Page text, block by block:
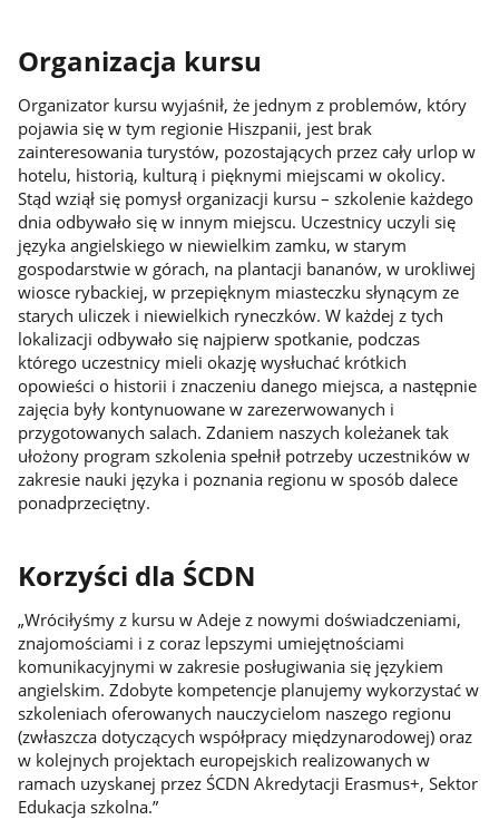
Organizacja kursu
Organizator kursu wyjaśnił, że jednym z problemów, który
pojawia się w tym regionie Hiszpanii, jest brak
zainteresowania turystów, pozostających przez cały urlop w
hotelu, historią, kulturą i pięknymi miejscami w okolicy.
Stąd wziął się pomysł organizacji kursu – szkolenie każdego
dnia odbywało się w innym miejscu. Uczestnicy uczyli się
języka angielskiego w niewielkim zamku, w starym
gospodarstwie w górach, na plantacji bananów, w urokliwej
wiosce rybackiej, w przepięknym miasteczku słynącym ze
starych uliczek i niewielkich ryneczków. W każdej z tych
lokalizacji odbywało się najpierw spotkanie, podczas
którego uczestnicy mieli okazję wysłuchać krótkich
opowieści o historii i znaczeniu danego miejsca, a następnie
zajęcia były kontynuowane w zarezerwowanych i
przygotowanych salach. Zdaniem naszych koleżanek tak
ułożony program szkolenia spełnił potrzeby uczestników w
zakresie nauki języka i poznania regionu w sposób dalece
ponadprzeciętny.
Korzyści dla ŚCDN
„Wróciłyśmy z kursu w Adeje z nowymi doświadczeniami,
znajomościami i z coraz lepszymi umiejętnościami
komunikacyjnymi w zakresie posługiwania się językiem
angielskim. Zdobyte kompetencje planujemy wykorzystać w
szkoleniach oferowanych nauczycielom naszego regionu
(zwłaszcza dotyczących współpracy międzynarodowej) oraz
w kolejnych projektach europejskich realizowanych w
ramach uzyskanej przez ŚCDN Akredytacji Erasmus+, Sektor
Edukacja szkolna.”